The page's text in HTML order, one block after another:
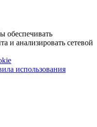
обеспечивать
и анализировать сетевой
использования